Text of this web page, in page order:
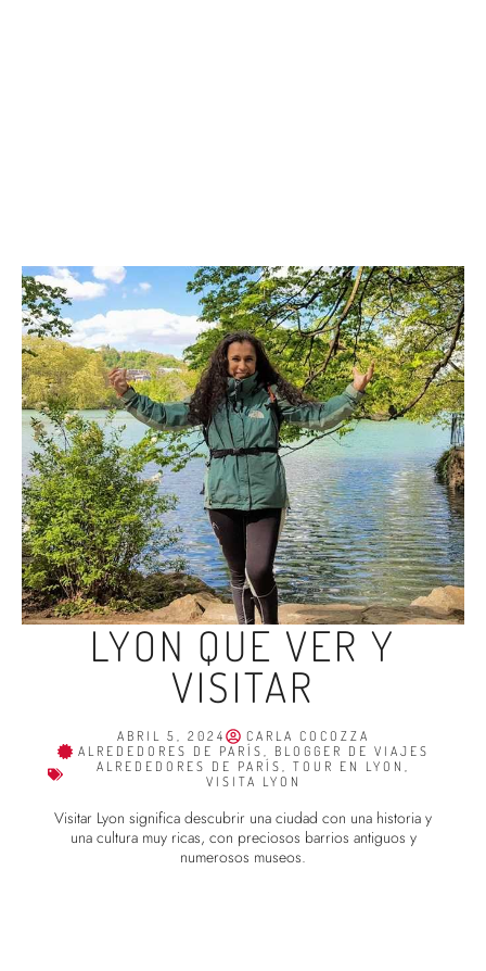
LYON QUE VER Y
VISITAR
ABRIL 5, 2024
CARLA COCOZZA
ALREDEDORES DE PARÍS
BLOGGER DE VIAJES
ALREDEDORES DE PARÍS
TOUR EN LYON
VISITA LYON
Visitar Lyon significa descubrir una ciudad con una historia y
una cultura muy ricas, con preciosos barrios antiguos y
numerosos museos.